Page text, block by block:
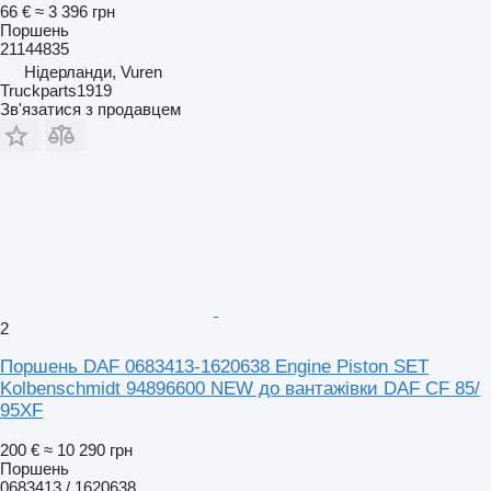
66 € ≈ 3 396 грн
Поршень
21144835
Нідерланди, Vuren
Truckparts1919
Зв'язатися з продавцем
2
Поршень DAF 0683413-1620638 Engine Piston SET
Kolbenschmidt 94896600 NEW до вантажівки DAF CF 85/
95XF
200 € ≈ 10 290 грн
Поршень
0683413 / 1620638